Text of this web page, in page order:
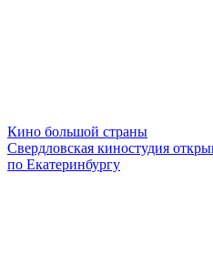
Кино большой страны
Свердловская киностудия
по Екатеринбургу